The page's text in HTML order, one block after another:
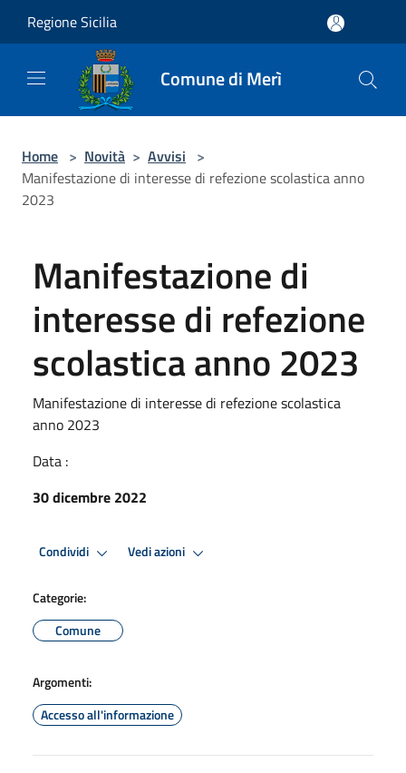
Regione Sicilia
Comune di Merì
Home > Novità > Avvisi >
Manifestazione di interesse di refezione scolastica anno
2023
Manifestazione di
interesse di refezione
scolastica anno 2023
Manifestazione di interesse di refezione scolastica
anno 2023
Data :
30 dicembre 2022
Condividi Vedi azioni
Categorie:
Comune
Argomenti:
Accesso all'informazione